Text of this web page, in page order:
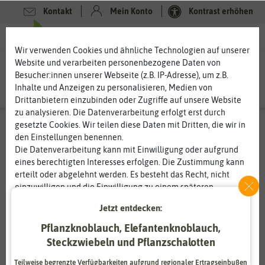
Kontakt Mein Konto Kontrast erhöhen
Wir verwenden Cookies und ähnliche Technologien auf unserer
Website und verarbeiten personenbezogene Daten von
Besucher:innen unserer Webseite (z.B. IP-Adresse), um z.B.
Inhalte und Anzeigen zu personalisieren, Medien von
Drittanbietern einzubinden oder Zugriffe auf unsere Website
zu analysieren. Die Datenverarbeitung erfolgt erst durch
gesetzte Cookies. Wir teilen diese Daten mit Dritten, die wir in
den Einstellungen benennen.
Die Datenverarbeitung kann mit Einwilligung oder aufgrund
eines berechtigten Interesses erfolgen. Die Zustimmung kann
erteilt oder abgelehnt werden. Es besteht das Recht, nicht
einzuwilligen und die Einwilligung zu einem späteren
Informationen zur Verwendung personenbezogener Daten und
den Diensten erklären wir in unsererDaten­schutz­erklärung
Jetzt entdecken:
Pflanzknoblauch, Elefantenknoblauch,
Steckzwiebeln und Pflanzschalotten
Teilweise begrenzte Verfügbarkeiten aufgrund regionaler Ertragseinbußen